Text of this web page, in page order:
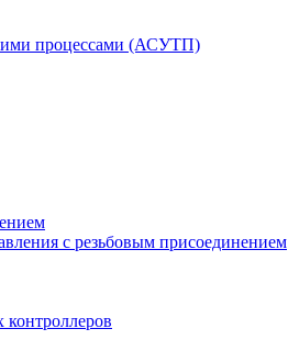
процессами (АСУТП)
с резьбовым присоединением